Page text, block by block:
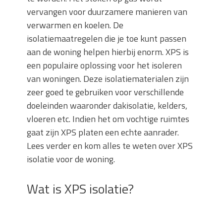
vervangen voor duurzamere manieren van
verwarmen en koelen. De
isolatiemaatregelen die je toe kunt passen
aan de woning helpen hierbij enorm. XPS is
een populaire oplossing voor het isoleren
van woningen. Deze isolatiematerialen zijn
zeer goed te gebruiken voor verschillende
doeleinden waaronder dakisolatie, kelders,
vloeren etc. Indien het om vochtige ruimtes
gaat zijn XPS platen een echte aanrader.
Lees verder en kom alles te weten over XPS
isolatie voor de woning.
Wat is XPS isolatie?